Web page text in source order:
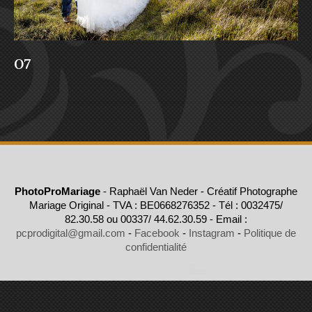
07
PhotoProMariage - Raphaël Van Neder - Créatif Photographe
Mariage Original - TVA : BE0668276352 - Tél : 0032475/
82.30.58 ou 00337/ 44.62.30.59 - Email :
pcprodigital@gmail.com - Facebook - Instagram - Politique de
confidentialité